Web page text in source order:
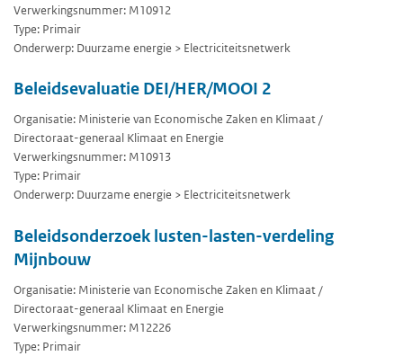
Verwerkingsnummer: M10912
Type: Primair
Onderwerp: Duurzame energie > Electriciteitsnetwerk
Beleidsevaluatie DEI/HER/MOOI 2
Organisatie: Ministerie van Economische Zaken en Klimaat /
Directoraat-generaal Klimaat en Energie
Verwerkingsnummer: M10913
Type: Primair
Onderwerp: Duurzame energie > Electriciteitsnetwerk
Beleidsonderzoek lusten-lasten-verdeling
Mijnbouw
Organisatie: Ministerie van Economische Zaken en Klimaat /
Directoraat-generaal Klimaat en Energie
Verwerkingsnummer: M12226
Type: Primair